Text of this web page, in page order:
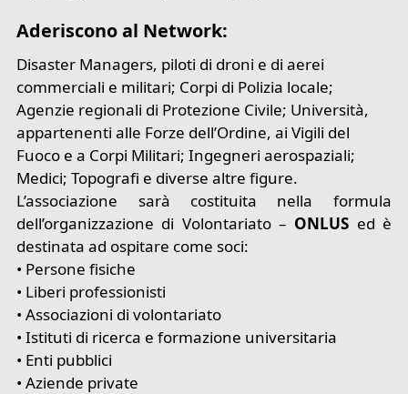
Aderiscono al Network:
Disaster Managers, piloti di droni e di aerei
commerciali e militari; Corpi di Polizia locale;
Agenzie regionali di Protezione Civile; Università,
appartenenti alle Forze dell’Ordine, ai Vigili del
Fuoco e a Corpi Militari; Ingegneri aerospaziali;
Medici; Topografi e diverse altre figure.
L’associazione sarà costituita nella formula
dell’organizzazione di Volontariato – ONLUS ed è
destinata ad ospitare come soci:
• Persone fisiche
• Liberi professionisti
• Associazioni di volontariato
• Istituti di ricerca e formazione universitaria
• Enti pubblici
• Aziende private